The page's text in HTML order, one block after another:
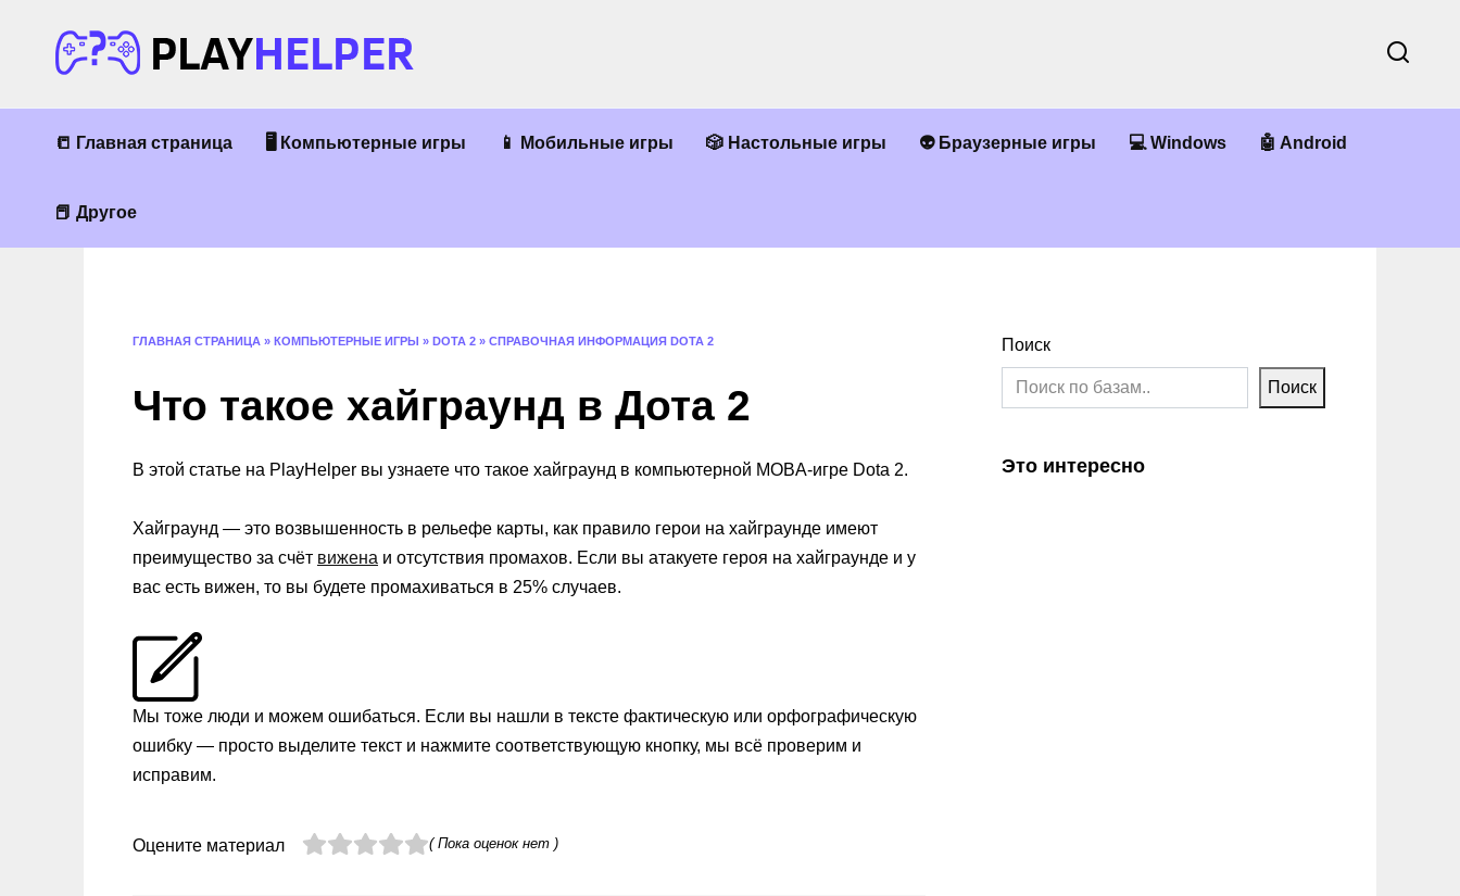
содержанию
📒 Главная страница 🖥 Компьютерные игры 📱 Мобильные игры 🎲 Настольные игры 👽 Браузерные игры 💻 Windows 🤖 Android
📕 Другое
ГЛАВНАЯ СТРАНИЦА » КОМПЬЮТЕРНЫЕ ИГРЫ » DOTA 2 » СПРАВОЧНАЯ ИНФОРМАЦИЯ DOTA 2
Что такое хайграунд в Дота 2
В этой статье на PlayHelper вы узнаете что такое хайграунд в компьютерной MOBA-игре Dota 2.
Хайграунд — это возвышенность в рельефе карты, как правило герои на хайграунде имеют
преимущество за счёт вижена и отсутствия промахов. Если вы атакуете героя на хайграунде и у
вас есть вижен, то вы будете промахиваться в 25% случаев.
Мы тоже люди и можем ошибаться. Если вы нашли в тексте фактическую или орфографическую
ошибку — просто выделите текст и нажмите соответствующую кнопку, мы всё проверим и
исправим.
Оцените материал ( Пока оценок нет )
Поиск
Поиск
Это интересно